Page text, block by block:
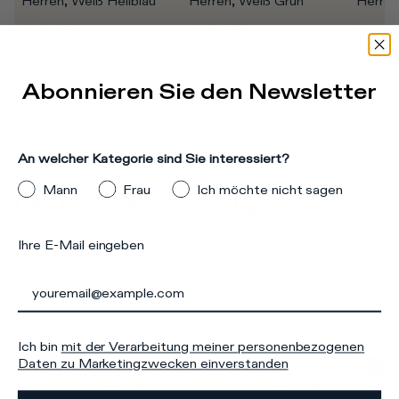
CHF
Den Look vervollständigen
Abonnieren Sie den Newsletter
An welcher Kategorie sind Sie interessiert?
Mann
Frau Ich möchte nicht sagen
Ihre E-Mail eingeben
Ich bin mit der Verarbeitung meiner personenbezogenen
Daten zu Marketingzwecken einverstanden